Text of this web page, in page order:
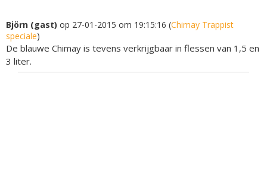
Björn (gast) op 27-01-2015 om 19:15:16 (Chimay Trappist
speciale)
De blauwe Chimay is tevens verkrijgbaar in flessen van 1,5 en
3 liter.